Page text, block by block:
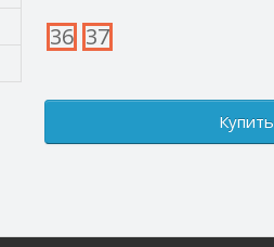
36 37
Купить